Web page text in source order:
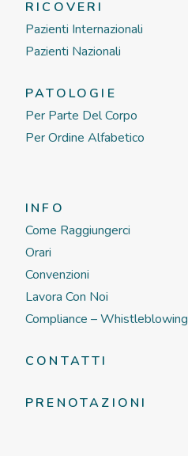
RICOVERI
Pazienti Internazionali
Pazienti Nazionali
PATOLOGIE
Per Parte Del Corpo
Per Ordine Alfabetico
INFO
Come Raggiungerci
Orari
Convenzioni
Lavora Con Noi
Compliance – Whistleblowing
CONTATTI
PRENOTAZIONI